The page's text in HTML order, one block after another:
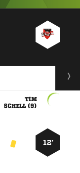

 
12’